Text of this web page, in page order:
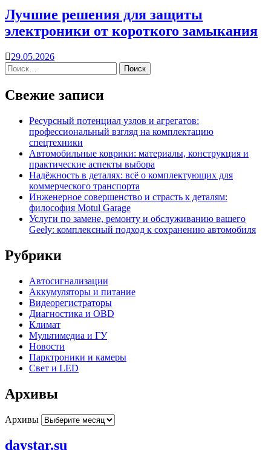
Лучшие решения для защиты
электроники от короткого замыкания
29.05.2026
Свежие записи
Ресурсный потенциал узлов и агрегатов:
профессиональный взгляд на комплектацию
спецтехники
Автомобильные коврики: материалы, конструкция и
практические аспекты выбора
Надёжность в деталях: всё о комплектующих для
коммерческого транспорта
Инженерное совершенство и страсть к деталям:
философия Motul Garage
Услуги по замене, ремонту и обслуживанию вашего
Geely: комплексный подход к сохранению автомобиля
Рубрики
Автосигнализации
Аккумуляторы и питание
Видеорегистраторы
Диагностика и OBD
Климат
Мультимедиа и ГУ
Новости
Парктроники и камеры
Свет и LED
Архивы
Архивы
daystar.su